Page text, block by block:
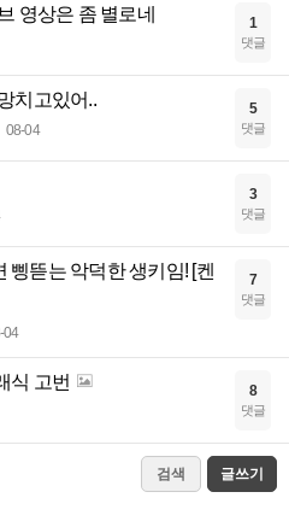
영상은 좀 별로네 1
댓글
치고있어..
08-04
5
댓글
3
댓글
삥뜯는 악덕한 생키임! [켄
04
7
댓글
식 고번 8
댓글
검색 글쓰기